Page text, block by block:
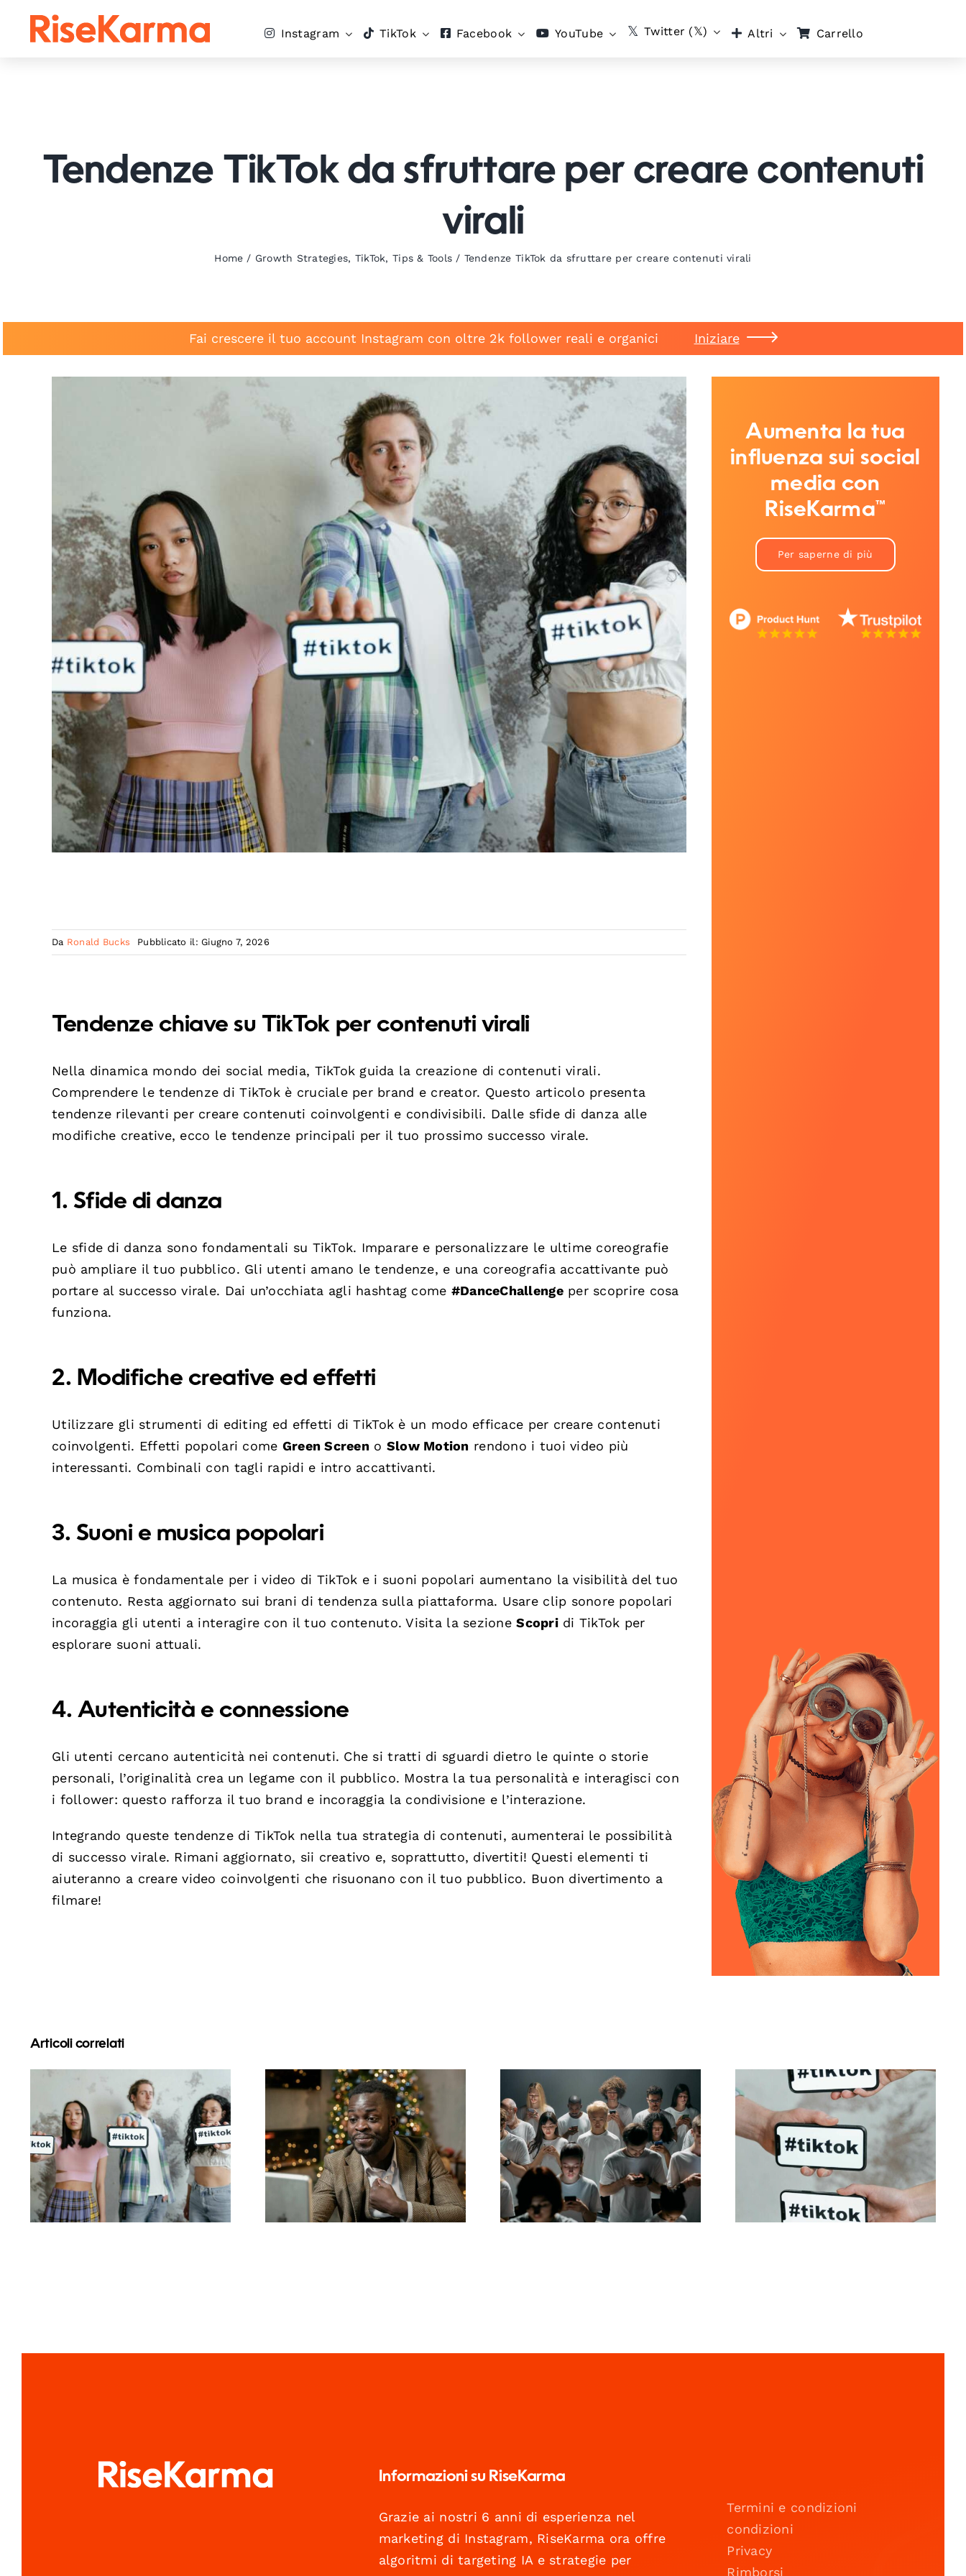
Instagram TikTok Facebook YouTube Twitter (𝕏) Altri Carrello
Tendenze TikTok da sfruttare per creare contenuti
virali
Home / Growth Strategies, TikTok,Tips & Tools / Tendenze TikTok da sfruttare per creare contenuti virali
Fai crescere il tuo account Instagram con oltre 2k follower reali e organici Iniziare
Da Ronald Bucks Pubblicato il: Giugno 7, 2026
Tendenze chiave su TikTok per contenuti virali
Nella dinamica mondo dei social media, TikTok guida la creazione di contenuti virali.
Comprendere le tendenze di TikTok è cruciale per brand e creator. Questo articolo presenta
tendenze rilevanti per creare contenuti coinvolgenti e condivisibili. Dalle sfide di danza alle
modifiche creative, ecco le tendenze principali per il tuo prossimo successo virale.
1. Sfide di danza
Le sfide di danza sono fondamentali su TikTok. Imparare e personalizzare le ultime coreografie
può ampliare il tuo pubblico. Gli utenti amano le tendenze, e una coreografia accattivante può
portare al successo virale. Dai un’occhiata agli hashtag come #DanceChallengeper scoprire cosa
funziona.
2. Modifiche creative ed effetti
Utilizzare gli strumenti di editing ed effetti di TikTok è un modo efficace per creare contenuti
coinvolgenti. Effetti popolari come Green Screeno Slow Motion rendono i tuoi video più
interessanti. Combinali con tagli rapidi e intro accattivanti.
3. Suoni e musica popolari
La musica è fondamentale per i video di TikTok e i suoni popolari aumentano la visibilità del tuo
contenuto. Resta aggiornato sui brani di tendenza sulla piattaforma. Usare clip sonore popolari
incoraggia gli utenti a interagire con il tuo contenuto. Visita la sezioneScopridi TikTok per
esplorare suoni attuali.
4. Autenticità e connessione
Gli utenti cercano autenticità nei contenuti. Che si tratti di sguardi dietro le quinte o storie
personali, l’originalità crea un legame con il pubblico. Mostra la tua personalità e interagisci con
i follower: questo rafforza il tuo brand e incoraggia la condivisione e l’interazione.
Integrando queste tendenze di TikTok nella tua strategia di contenuti, aumenterai le possibilità
di successo virale. Rimani aggiornato, sii creativo e, soprattutto, divertiti! Questi elementi ti
aiuteranno a creare video coinvolgenti che risuonano con il tuo pubblico. Buon divertimento a
filmare!
Aumenta la tua
influenza sui social
media con
RiseKarma™
Per saperne di più
Articoli correlati
Migliori app di editing
video per creare
capolavori su TikTok
Come nascondere i
follower su LinkedIn
per proteggere la
privacy
Consigli per creare
annunci Facebook
straordinari che
convertano
Migliori impostazioni
per la privacy di
TikTok nel 2024
Informazioni su RiseKarma
Grazie ai nostri 6 anni di esperienza nel
marketing di Instagram, RiseKarma ora offre
algoritmi di targeting IA e strategie per
Termini e condizioni
condizioni
Privacy
Rimborsi